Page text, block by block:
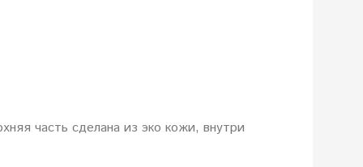
часть сделана из эко кожи, внутри